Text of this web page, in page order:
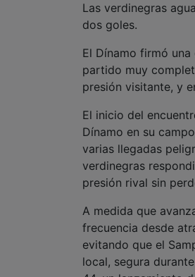
Las verdinegras
dos goles.
El Dínamo firmó
partido muy
presión visitante, y
El inicio del
Dínamo en su
varias llegadas
verdinegras
presión rival sin
A medida que
frecuencia desde
evitando que el
local, segura